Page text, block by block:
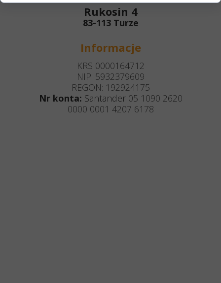
Rukosin 4
83-113 Turze
Informacje
KRS 0000164712
NIP: 5932379609
REGON: 192924175
Nr konta: Santander 05 1090 2620
0000 0001 4207 6178